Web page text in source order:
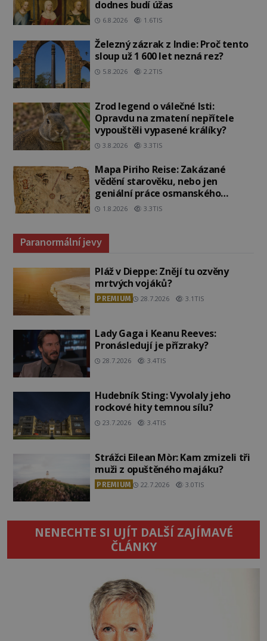
dodnes budí úžas
6.8.2026 1.6TIS
Železný zázrak z Indie: Proč tento
sloup už 1 600 let nezná rez?
5.8.2026 2.2TIS
Zrod legend o válečné lsti:
Opravdu na zmatení nepřítele
vypouštěli vypasené králíky?
3.8.2026 3.3TIS
Mapa Piriho Reise: Zakázané
vědění starověku, nebo jen
geniální práce osmanského
admirála?
1.8.2026 3.3TIS
Paranormální jevy
Pláž v Dieppe: Znějí tu ozvěny
mrtvých vojáků?
PREMIUM 28.7.2026 3.1TIS
Lady Gaga i Keanu Reeves:
Pronásledují je přízraky?
28.7.2026 3.4TIS
Hudebník Sting: Vyvolaly jeho
rockové hity temnou sílu?
23.7.2026 3.4TIS
Strážci Eilean Mòr: Kam zmizeli tři
muži z opuštěného majáku?
PREMIUM 22.7.2026 3.0TIS
NENECHTE SI UJÍT DALŠÍ ZAJÍMAVÉ
ČLÁNKY